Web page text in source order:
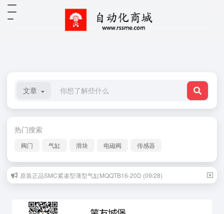
文章
热门搜索
阀门 气缸 滑块 电磁阀 传感器
原装正品SMC紧凑型薄型气缸MQQTB16-20D (09/28)